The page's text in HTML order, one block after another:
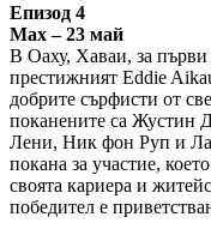
Епизод 4
Max – 23 май
В Оаху, Хаваи, за първи
престижният Eddie
добрите сърфисти от
поканените са Жустин
Лени, Ник фон Руп и
покана за участие,
своята кариера и
победител е